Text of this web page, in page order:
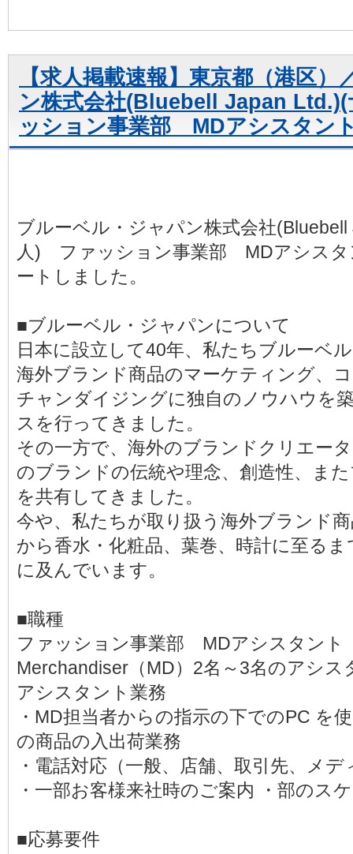
【求人掲載速報】東京都（港区
ン株式会社(Bluebell Japan Ltd.)(
ッション事業部 MDアシスタン
ブルーベル・ジャパン株式会社
人) ファッション事業部 MDアシス
ートしました。
■ブルーベル・ジャパンについて
日本に設立して40年、私たちブルーベ
海外ブランド商品のマーケティング、
チャンダイジングに独自のノウハウを
スを行ってきました。
その一方で、海外のブランドクリエー
のブランドの伝統や理念、創造性、ま
を共有してきました。
今や、私たちが取り扱う海外ブランド
から香水・化粧品、葉巻、時計に至る
に及んでいます。
■職種
ファッション事業部 MDアシスタント
Merchandiser（MD）2名～3名のアシス
アシスタント業務
・MD担当者からの指示の下でのPC を
の商品の入出荷業務
・電話対応（一般、店舗、取引先、メデ
・一部お客様来社時のご案内 ・部のス
■応募要件